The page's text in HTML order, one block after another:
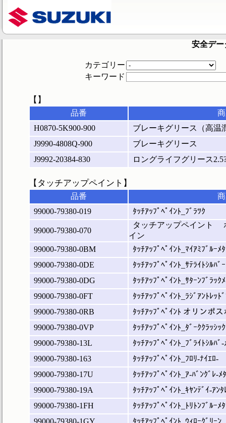
安全デー
カテゴリー
キーワード
【】
品番
H0870-5K900-900
ブレーキグリース（高温
J9990-4808Q-900
ブレーキグリース
J9992-20384-830
ロングライフグリース
【タッチアップペイント】
品番
99000-79380-019
ﾀｯﾁｱｯﾌﾟﾍﾟｲﾝﾄ_ﾌﾞﾗﾂｸ
99000-79380-070
タッチアップペイント
イン
99000-79380-0BM
ﾀｯﾁｱｯﾌﾟﾍﾟｲﾝﾄ_ﾏｲｱﾐﾌﾞﾙｰﾒ
99000-79380-0DE
ﾀｯﾁｱｯﾌﾟﾍﾟｲﾝﾄ_ｻﾃﾗｲﾄｼﾙﾊﾞ
99000-79380-0DG
ﾀｯﾁｱｯﾌﾟﾍﾟｲﾝﾄ_ｻﾀｰﾝﾌﾞﾗｯｸ
99000-79380-0FT
ﾀｯﾁｱｯﾌﾟﾍﾟｲﾝﾄ_ﾗｼﾞｱﾝﾄﾚｯﾄ
99000-79380-0RB
ﾀｯﾁｱｯﾌﾟﾍﾟｲﾝﾄ オリンポ
99000-79380-0VP
ﾀｯﾁｱｯﾌﾟﾍﾟｲﾝﾄ_ﾀﾞｰｸｸﾗｯｼｯ
99000-79380-13L
ﾀｯﾁｱｯﾌﾟﾍﾟｲﾝﾄ_ﾌﾞﾗｲﾄｼﾙﾊﾞ-
99000-79380-163
ﾀｯﾁｱｯﾌﾟﾍﾟｲﾝﾄ_ﾌﾛﾘ-ﾅｲｴﾛ-
99000-79380-17U
ﾀｯﾁｱｯﾌﾟﾍﾟｲﾝﾄ_ｱ-ﾊﾞﾝｸﾞﾚ-ﾒ
99000-79380-19A
ﾀｯﾁｱｯﾌﾟﾍﾟｲﾝﾄ_ｷﾔﾝﾃﾞｲ-ｱﾝﾀ
99000-79380-1FH
ﾀｯﾁｱｯﾌﾟﾍﾟｲﾝﾄ_ﾄﾘﾄﾝﾌﾞﾙｰﾒ
99000-79380-1GY
ﾀｯﾁｱｯﾌﾟﾍﾟｲﾝﾄ_ｳｨﾛｰｸﾞﾘｰﾝ